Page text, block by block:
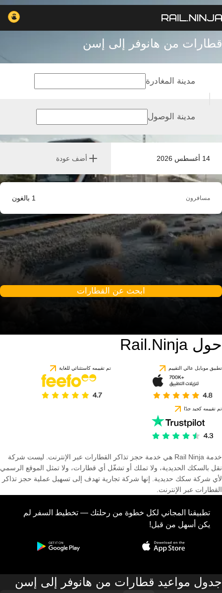
قطارات من هانوفر إلى إسن
14 أغسطس 2026 أضف عودة
مدينة المغادرة
مدينة الوصول
مسافرون 1 بالغون
ابحث عن القطارات
حول Rail.Ninja
تطبيق موبايل عالي التقييم تم تقييمه كاستثنائي للغاية
تم تقييمه كجيد جدًا
خدمة Rail Ninja هي خدمة حجز تذاكر القطارات عبر الإنترنت. ليست شركة
نقل بالسكك الحديدية، ولا تملك أو تشغّل أي قطارات، ولا تمثل الموقع الرسمي
لأي شركة سكك حديدية. إنها شركة تجارية تهدف إلى تسهيل عملية حجز تذاكر
القطارات عبر الإنترنت.
تطبيقنا المجاني لكل خطوة من رحلتك — تخطيط السفر لم
يكن أسهل من قبل!
جدول مواعيد قطارات من هانوفر إلى إسن
استنادًا إلى 1 تقييمًا